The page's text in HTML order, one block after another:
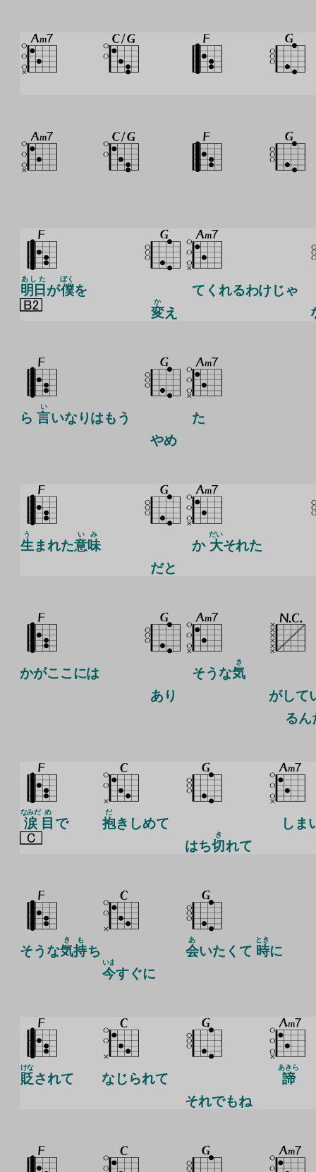
明日
あした
が僕
ぼく
を
変
か
え
てくれるわけじゃ
ら言
い
いなりはもう
やめ
た
生
う
まれた意
い
味
み
だと
か 大
だい
それた
かがここには
あり
そうな気
き
がして
るん
涙
なみだ
目
め
で 抱
だ
きしめて
はち切
き
れて
しま
そうな気
き
持
も
ち
今
いま
すぐに
会
あ
いたくて 時
とき
に
貶
けな
されて
なじられて
それでもね
諦
あきら